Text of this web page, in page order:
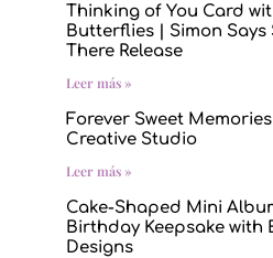
Thinking of You Card
Butterflies | Simon Says
There Release
Leer más »
Forever Sweet
Creative Studio
Leer más »
Cake-Shaped Mini
Birthday Keepsake with
Designs